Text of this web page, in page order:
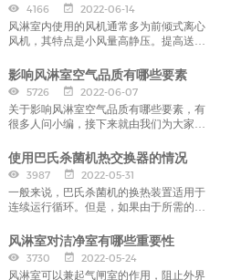
4166
2022-06-14
风淋室内使用的风机通常多为前倾式离心
风机，其特点是小风量高静压。提高送风
要求，
影响风淋室空气品质有哪些要素
5726
2022-06-07
关于影响风淋室空气品质有哪些要素，有
很多人问小编，接下来就由我们为大家解
使用巴氏杀菌机热交换器的情况
3987
2022-05-31
一般来说，巴氏杀菌机的换热装置适用于
连续运行循环。但是，如果由于所需的热
须提前采取预防措施，
风淋室对洁净室有哪些重要性
3730
2022-05-24
风淋室可以兼起气闸室的作用，阻止外界